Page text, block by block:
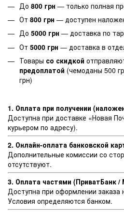
До 800 грн — только полная
От 800 грн — доступен
До 5000 грн — доставка по
От 5000 грн — доставка в
Товары со скидкой
предоплатой (чемоданы 500
грн)
1. Оплата при получении
Доступна при доставке «Новая
курьером по адресу).
2. Онлайн-оплата банковской
Дополнительные комиссии со
отсутствуют.
3. Оплата частями (ПриватБанк /
Доступна при оформлении заказа
Условия определяются банком.